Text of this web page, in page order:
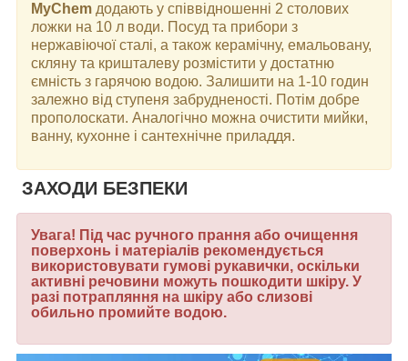
MyChem додають у співвідношенні 2 столових
ложки на 10 л води. Посуд та прибори з
нержавіючої сталі, а також керамічну, емальовану,
скляну та кришталеву розмістити у достатню
ємність з гарячою водою. Залишити на 1-10 годин
залежно від ступеня забрудненості. Потім добре
прополоскати. Аналогічно можна очистити мийки,
ванну, кухонне і сантехнічне приладдя.
ЗАХОДИ БЕЗПЕКИ
Увага! Під час ручного прання або очищення
поверхонь і матеріалів рекомендується
використовувати гумові рукавички, оскільки
активні речовини можуть пошкодити шкіру. У
разі потрапляння на шкіру або слизові
обильно промийте водою.